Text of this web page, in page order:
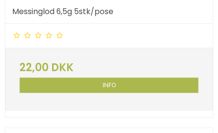
Messinglod 6,5g 5stk/pose
22,00 DKK
INFO